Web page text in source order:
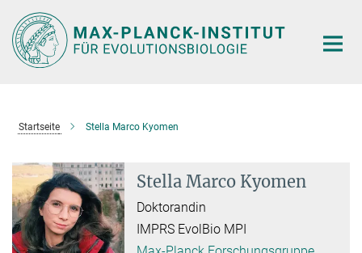
Hauptinhalt
Startseite Stella Marco Kyomen
Stella Marco Kyomen
Doktorandin
IMPRS EvolBio MPI